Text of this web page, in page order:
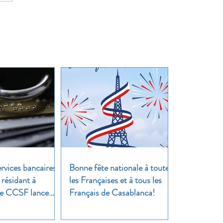
bancaires
à
CCSF lance
Bonne fête nationale à toutes
les Françaises et à tous les
Français de Casablanca!